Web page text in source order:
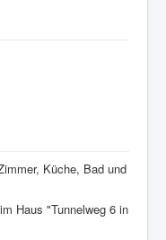
Küche, Bad und
Haus "Tunnelweg 6 in